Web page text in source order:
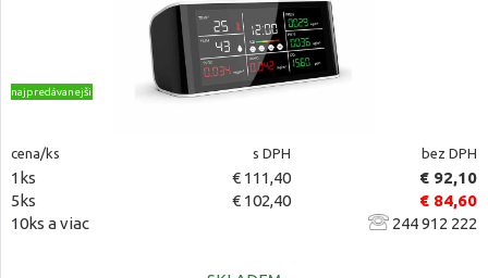
najpredávanejšie
cena/ks s DPH bez DPH
1ks € 111,40
€ 92,10
5ks
€ 102,40
€ 84,60
10ks a viac
244 912 222